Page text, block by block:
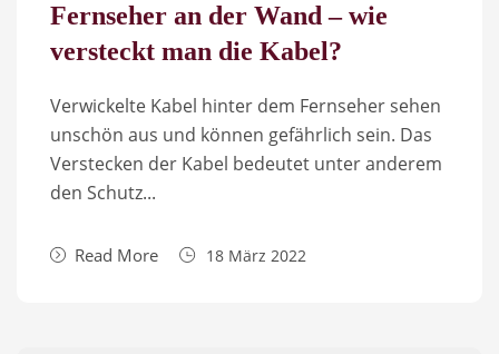
Fernseher an der Wand – wie
versteckt man die Kabel?
Verwickelte Kabel hinter dem Fernseher sehen
unschön aus und können gefährlich sein. Das
Verstecken der Kabel bedeutet unter anderem
den Schutz...
Read More 18 März 2022